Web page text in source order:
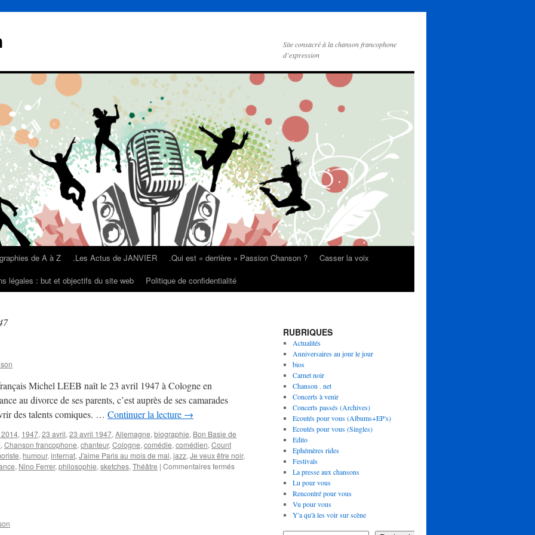
Site consacré à la chanson francophone
d’expression
de A à Z .Les Actus de JANVIER .Qui est « derrière » Passion Chanson ?
Casser la voix
légales : but et objectifs du site web Politique de confidentialité
Michel LEEB naît le 23 avril 1947 à Cologne en
au divorce de ses parents, c’est auprès de ses camarades
des talents comiques. … Continuer la lecture →
, 1947, 23 avril, 23 avril 1947, Allemagne, biographie, Bon Basie de
, Chanson francophone, chanteur, Cologne, comédie, comédien, Count
, humour, internat, J'aime Paris au mois de mai, jazz, Je veux être noir,
, Nino Ferrer, philosophie, sketches, Théâtre | Commentaires ferméssur
RUBRIQUES
Actualités
Anniversaires au jour le jour
bios
Carnet noir
Chanson . net
Concerts à venir
Concerts passés (Archives)
Ecoutés pour vous (Albums+EP's)
Ecoutés pour vous (Singles)
Edito
Ephémères rides
Festivals
La presse aux chansons
Lu pour vous
Rencontré pour vous
Vu pour vous
Y'a qu'à les voir sur scène